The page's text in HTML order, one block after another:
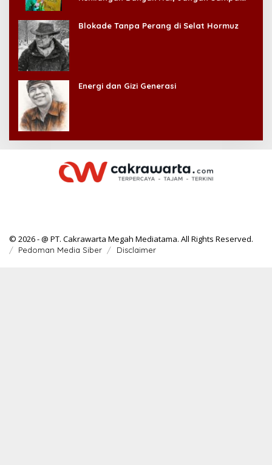
Blokade Tanpa Perang di Selat Hormuz
Energi dan Gizi Generasi
© 2026 - @ PT. Cakrawarta Megah Mediatama. All Rights Reserved.
Pedoman Media Siber Disclaimer